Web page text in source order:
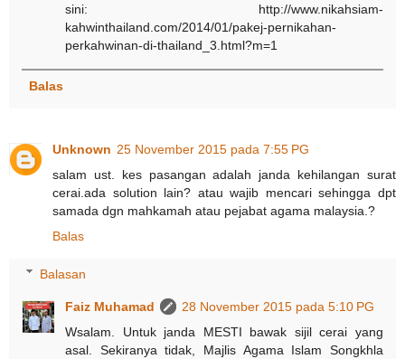
sini: http://www.nikahsiam-
kahwinthailand.com/2014/01/pakej-pernikahan-
perkahwinan-di-thailand_3.html?m=1
Balas
Unknown 25 November 2015 pada 7:55 PG
salam ust. kes pasangan adalah janda kehilangan surat
cerai.ada solution lain? atau wajib mencari sehingga dpt
samada dgn mahkamah atau pejabat agama malaysia.?
Balas
Balasan
Faiz Muhamad
28 November 2015 pada 5:10 PG
Wsalam. Untuk janda MESTI bawak sijil cerai yang
asal. Sekiranya tidak, Majlis Agama Islam Songkhla